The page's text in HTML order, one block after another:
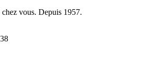
vous. Depuis 1957.